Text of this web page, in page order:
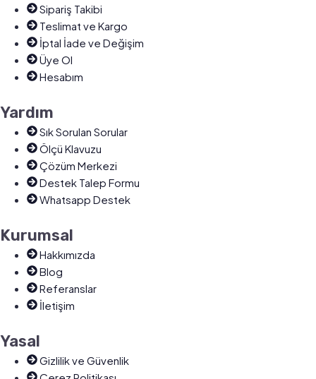
Sipariş Takibi
Teslimat ve Kargo
İptal İade ve Değişim
Üye Ol
Hesabım
Yardım
Sık Sorulan Sorular
Ölçü Klavuzu
Çözüm Merkezi
Destek Talep Formu
Whatsapp Destek
Kurumsal
Hakkımızda
Blog
Referanslar
İletişim
Yasal
Gizlilik ve Güvenlik